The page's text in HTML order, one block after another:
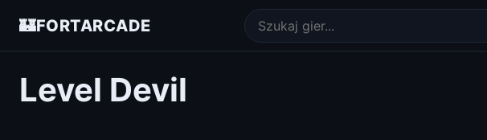
🏰FORTARCADE
Level Devil